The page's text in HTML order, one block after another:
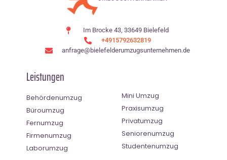
Im Brocke 43, 33649 Bielefeld
+4915792632819
anfrage@bielefelderumzugsunternehmen.de
Leistungen
Behördenumzug
Büroumzug
Fernumzug
Firmenumzug
Laborumzug
Mini Umzug
Praxisumzug
Privatumzug
Seniorenumzug
Studentenumzug